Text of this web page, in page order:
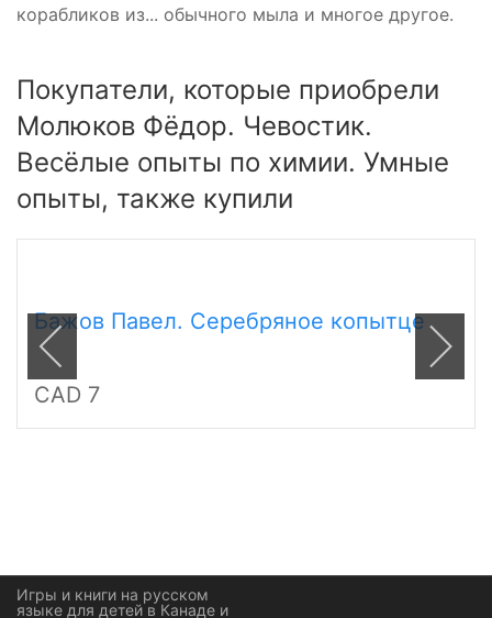
корабликов из... обычного мыла и многое другое.
Покупатели, которые приобрели
Молюков Фёдор. Чевостик.
Весёлые опыты по химии. Умные
опыты, также купили
Бажов Павел. Серебряное копытце
CAD 7
Игры и книги на русском
языке для детей в Канаде и